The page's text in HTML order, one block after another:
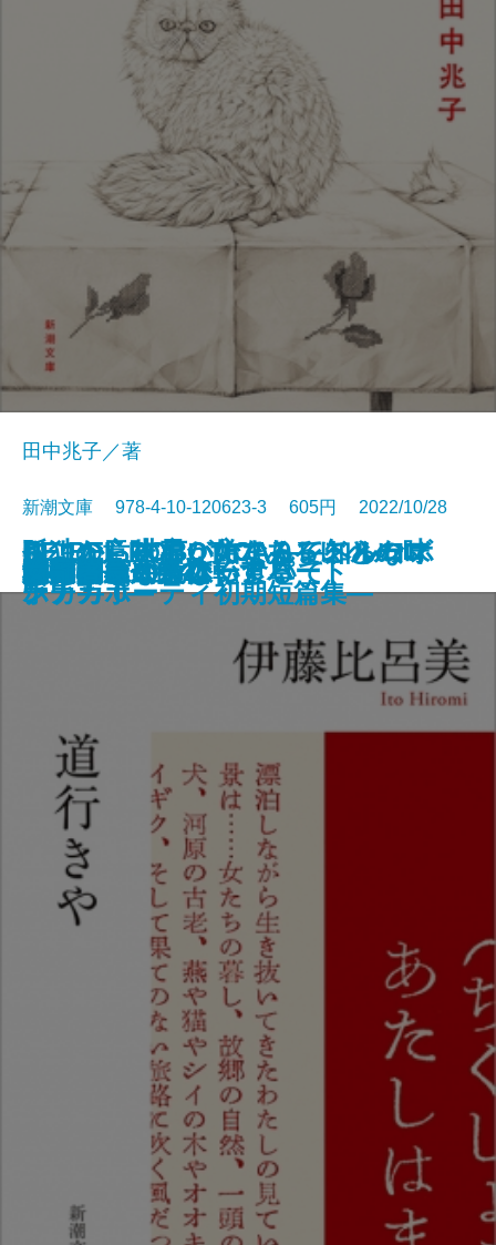
罪の轍
名人
闇の奥
六畳間ミステリーアパート
さよならの言い方なんて知らな
い。7
幽世の薬剤師2
殺人者
銀花の蔵
孤独の意味も、女であることの味
わいも
私のことならほっといて
田中兆子／著
新潮文庫 978-4-10-120623-3 605円 2022/10/28
文庫
道行きや
ポロック生命体
清く貧しく美しく
アガワ家の危ない食卓
自転しながら公転する
ここから世界が始まる―トルーマ
ン・カポーティ初期短篇集―
56日間
RE:BEL ROBOTICA―レベルロボ
チカ―
RE:BEL ROBOTICA 0―レベルロ
ボチカ 0―
女副署長 祭礼